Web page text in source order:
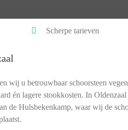
Scherpe tarieven
wij u betrouwbaar schoorsteen
én lagere stookkosten. In
de Hulsbekenkamp, waar wij de